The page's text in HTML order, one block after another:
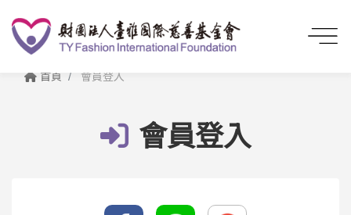
首頁 會員登入
會員登入